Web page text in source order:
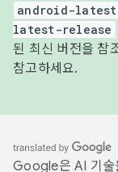
android-
latest-release
된 최신 버전을 참
참고하세요.
Google은 AI 기술